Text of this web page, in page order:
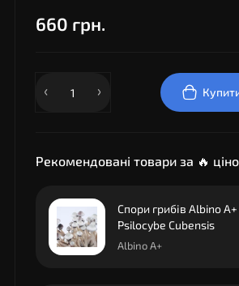
660 грн.
Рекомендовані товари за 🔥
Спори грибів Albino
Psilocybe Cubensis
Albino A+